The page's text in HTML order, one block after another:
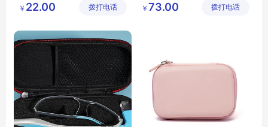
eva包
限公司
￥ 22.00 拨打电话
商务有限
￥ 73.00 拨打电话